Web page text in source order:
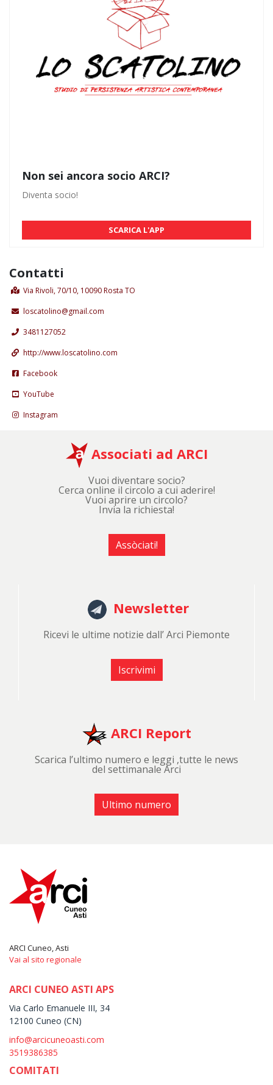
Non sei ancora socio ARCI?
Diventa socio!
SCARICA L'APP
Contatti
Via Rivoli, 70/10, 10090 Rosta TO
loscatolino@gmail.com
3481127052
http://www.loscatolino.com
Facebook
YouTube
Instagram
Associati ad ARCI
Vuoi diventare socio?
Cerca online il circolo a cui aderire!
Vuoi aprire un circolo?
Invia la richiesta!
Assòciati!
Newsletter
Ricevi le ultime notizie dall’ Arci Piemonte
Iscrivimi
ARCI Report
Scarica l’ultimo numero e leggi ,tutte le news
del settimanale Arci
Ultimo numero
ARCI Cuneo, Asti
Vai al sito regionale
ARCI CUNEO ASTI APS
Via Carlo Emanuele III, 34
12100 Cuneo (CN)
info@arcicuneoasti.com
3519386385
COMITATI